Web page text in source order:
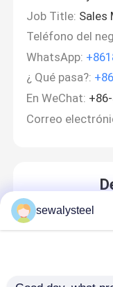
Job Title: Sales
Teléfono del
WhatsApp:
¿ Qué pasa?:
En WeChat:
Correo
sewalysteel